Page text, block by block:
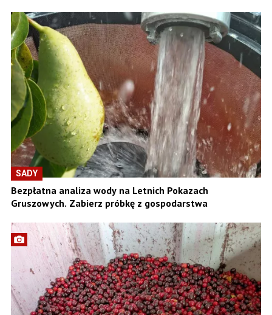
SADY
Bezpłatna analiza wody na Letnich Pokazach
Gruszowych. Zabierz próbkę z gospodarstwa